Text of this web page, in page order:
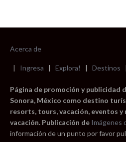
Acerca de
| Ingresa | Explora! | Destinos |
Página de promoción y publicidad
Sonora, México como destino
resorts, tours, vacación, eventos y
vacación. Publicación de Imágenes
información de un punto por favor